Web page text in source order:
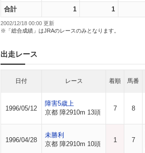
合計 1 1
2002/12/18 00:00 更新
※「総合成績」はJRAのレースのみとなります。
出走レース
日付 レース 着順 馬番
1996/05/12
障害5歳上
京都 障2910m 13頭
7 8
1996/04/28
未勝利
京都 障2910m 10頭
1 7